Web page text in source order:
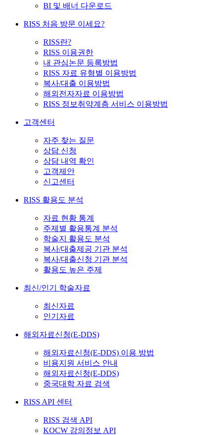
BI 및 배너 다운로드
RISS 처음 방문 이세요?
RISS란?
RISS 이용권한
내 관심논문 등록방법
RISS 자료 유형별 이용방법
복사/대출 이용방법
해외전자자료 이용방법
RISS 정보취약계층 서비스 이용방법
고객센터
자주 찾는 질문
상담 신청
상담 내역 확인
고객제안
신고센터
RISS 활용도 분석
자료 현황 통계
주제별 활용통계 분석
학술지 활용도 분석
복사/대출제공 기관 분석
복사/대출신청 기관 분석
활용도 높은 주제
최신/인기 학술자료
최신자료
인기자료
해외자료신청(E-DDS)
해외자료신청(E-DDS) 이용 방법
비용지원 서비스 안내
해외자료신청(E-DDS)
중국대학 자료 검색
RISS API 센터
RISS 검색 API
KOCW 강의정보 API